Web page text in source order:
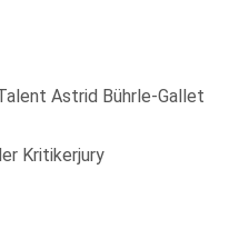
Astrid Bührle-Gallet
Kritikerjury